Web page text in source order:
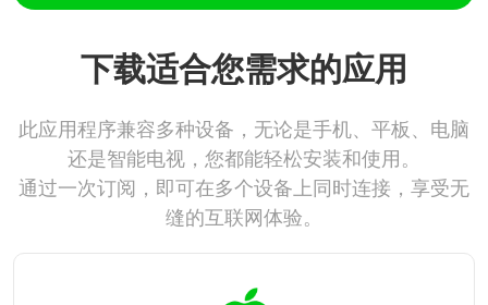
下载适合您需求的应用
此应用程序兼容多种设备，无论是手机、平板、电脑
还是智能电视，您都能轻松安装和使用。
通过一次订阅，即可在多个设备上同时连接，享受无
缝的互联网体验。